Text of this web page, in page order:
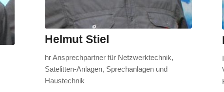
Helmut Stiel
hr Ansprechpartner für Netzwerktechnik,
Satelitten-Anlagen, Sprechanlagen und
Haustechnik